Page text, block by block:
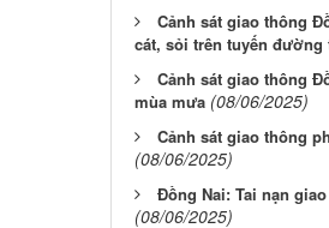
Cảnh sát giao thông
cát, sỏi trên tuyến đường
Cảnh sát giao thông
mùa mưa (08/06/2025)
Cảnh sát giao thông
(08/06/2025)
Đồng Nai: Tai nạn
(08/06/2025)